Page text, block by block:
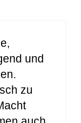
und
zu